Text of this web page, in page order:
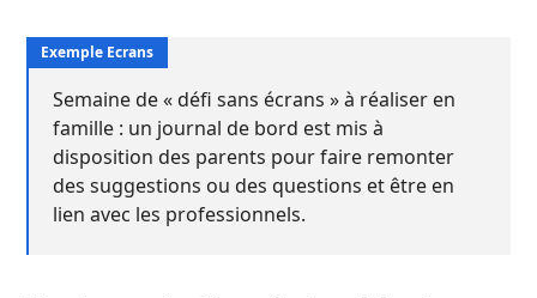
Semaine de « défi sans écrans » à réaliser en
famille : un journal de bord est mis à
disposition des parents pour faire remonter
des suggestions ou des questions et être en
lien avec les professionnels.